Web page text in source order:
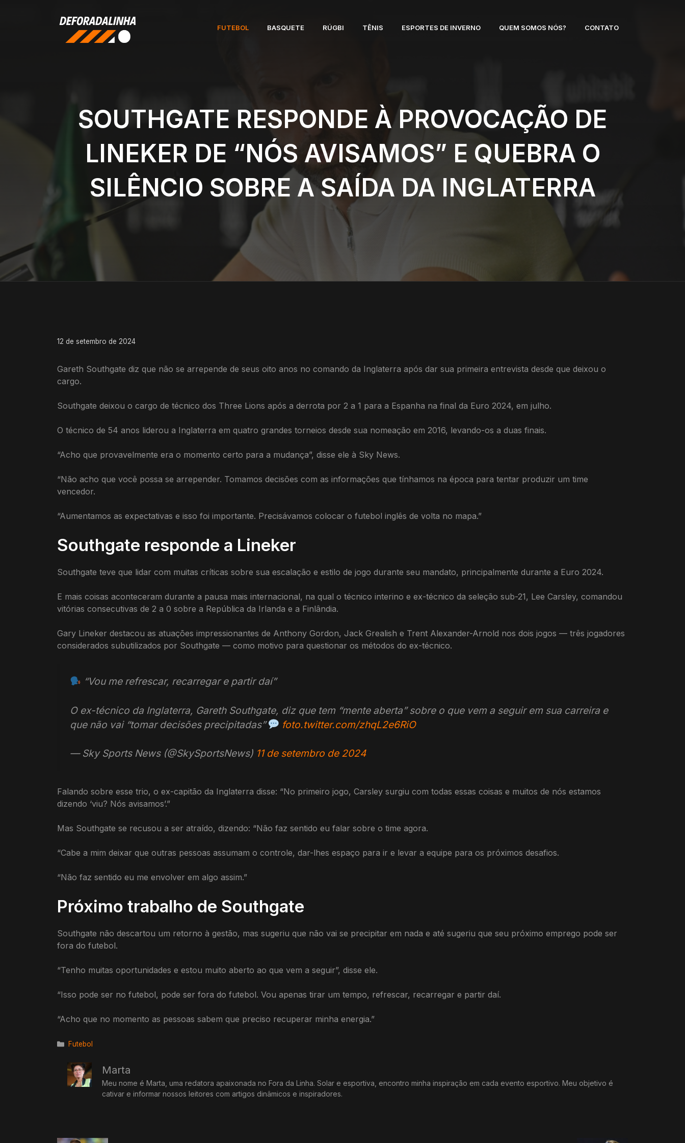
FUTEBOL BASQUETE RÚGBI TÊNIS ESPORTES DE INVERNO QUEM SOMOS NÓS? CONTATO
SOUTHGATE RESPONDE À PROVOCAÇÃO DE
LINEKER DE “NÓS AVISAMOS” E QUEBRA O
SILÊNCIO SOBRE A SAÍDA DA INGLATERRA
12 de setembro de 2024
Gareth Southgate diz que não se arrepende de seus oito anos no comando da Inglaterra após dar sua primeira entrevista desde que deixou o
cargo.
Southgate deixou o cargo de técnico dos Three Lions após a derrota por 2 a 1 para a Espanha na final da Euro 2024, em julho.
O técnico de 54 anos liderou a Inglaterra em quatro grandes torneios desde sua nomeação em 2016, levando-os a duas finais.
“Acho que provavelmente era o momento certo para a mudança”, disse ele à Sky News.
“Não acho que você possa se arrepender. Tomamos decisões com as informações que tínhamos na época para tentar produzir um time
vencedor.
“Aumentamos as expectativas e isso foi importante. Precisávamos colocar o futebol inglês de volta no mapa.”
Southgate responde a Lineker
Southgate teve que lidar com muitas críticas sobre sua escalação e estilo de jogo durante seu mandato, principalmente durante a Euro 2024.
E mais coisas aconteceram durante a pausa mais internacional, na qual o técnico interino e ex-técnico da seleção sub-21, Lee Carsley, comandou
vitórias consecutivas de 2 a 0 sobre a República da Irlanda e a Finlândia.
Gary Lineker destacou as atuações impressionantes de Anthony Gordon, Jack Grealish e Trent Alexander-Arnold nos dois jogos — três jogadores
considerados subutilizados por Southgate — como motivo para questionar os métodos do ex-técnico.
“Vou me refrescar, recarregar e partir daí”
O ex-técnico da Inglaterra, Gareth Southgate, diz que tem “mente aberta” sobre o que vem a seguir em sua carreira e
que não vai “tomar decisões precipitadas”
foto.twitter.com/zhqL2e6RiO
— Sky Sports News (@SkySportsNews) 11 de setembro de 2024
Falando sobre esse trio, o ex-capitão da Inglaterra disse: “No primeiro jogo, Carsley surgiu com todas essas coisas e muitos de nós estamos
dizendo ‘viu? Nós avisamos’.”
Mas Southgate se recusou a ser atraído, dizendo: “Não faz sentido eu falar sobre o time agora.
“Cabe a mim deixar que outras pessoas assumam o controle, dar-lhes espaço para ir e levar a equipe para os próximos desafios.
“Não faz sentido eu me envolver em algo assim.”
Próximo trabalho de Southgate
Southgate não descartou um retorno à gestão, mas sugeriu que não vai se precipitar em nada e até sugeriu que seu próximo emprego pode ser
fora do futebol.
“Tenho muitas oportunidades e estou muito aberto ao que vem a seguir”, disse ele.
“Isso pode ser no futebol, pode ser fora do futebol. Vou apenas tirar um tempo, refrescar, recarregar e partir daí.
“Acho que no momento as pessoas sabem que preciso recuperar minha energia.”
Categorias
Futebol
Marta
Meu nome é Marta, uma redatora apaixonada no Fora da Linha. Solar e esportiva, encontro minha inspiração em cada evento esportivo. Meu objetivo é
cativar e informar nossos leitores com artigos dinâmicos e inspiradores.